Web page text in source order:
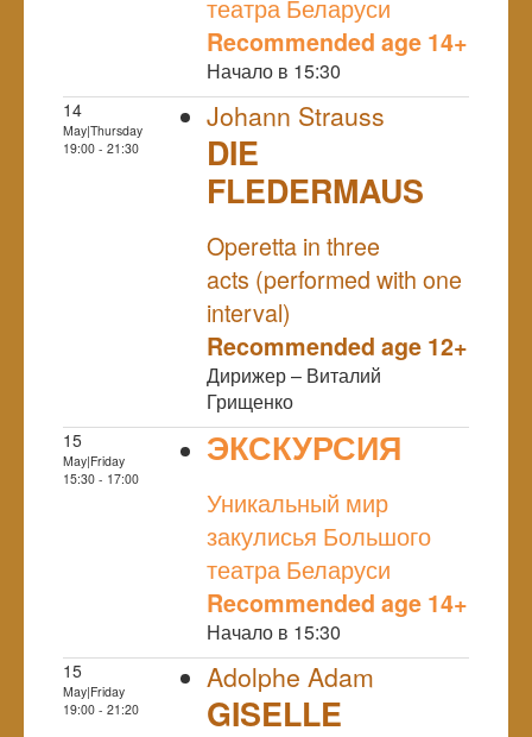
театра Беларуси
Recommended age 14+
Начало в 15:30
14
May|Thursday
19:00 - 21:30
Johann Strauss
DIE
FLEDERMAUS
Operetta in three
acts (performed with one
interval)
Recommended age 12+
Дирижер – Виталий
Грищенко
15
May|Friday
15:30 - 17:00
ЭКСКУРСИЯ
Уникальный мир
закулисья Большого
театра Беларуси
Recommended age 14+
Начало в 15:30
15
May|Friday
19:00 - 21:20
Adolphe Adam
GISELLE